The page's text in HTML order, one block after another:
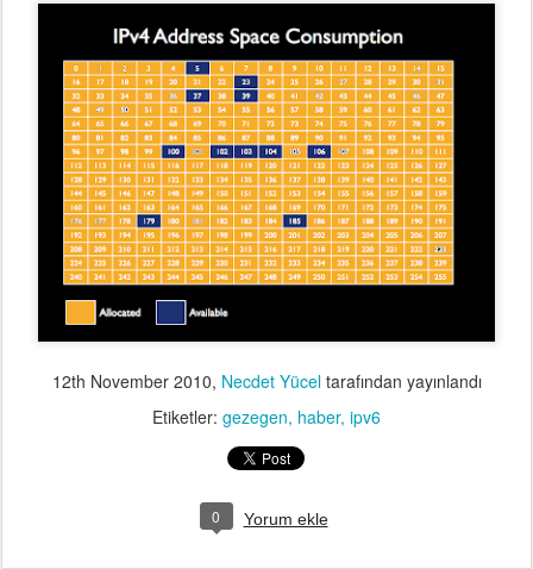
12th November 2010, Necdet Yüceltarafından yayınlandı
Etiketler: gezegen haber ipv6
0 Yorum ekle